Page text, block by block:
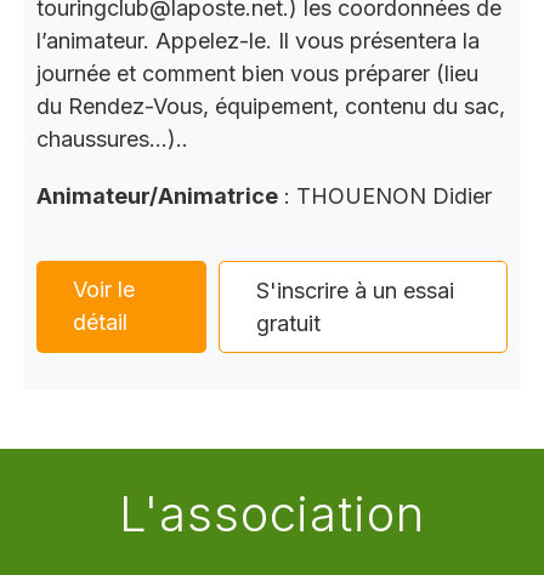
touringclub@laposte.net.) les coordonnées de
l’animateur. Appelez-le. Il vous présentera la
journée et comment bien vous préparer (lieu
du Rendez-Vous, équipement, contenu du sac,
chaussures…)..
Animateur/Animatrice : THOUENON Didier
Voir le
détail
S'inscrire à un essai
gratuit
L'association